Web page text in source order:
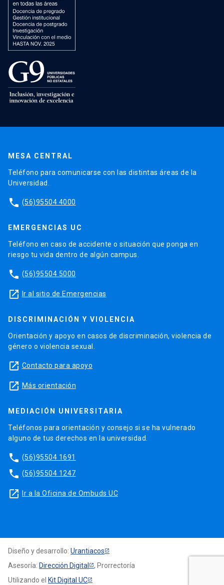
MESA CENTRAL
Teléfono para comunicarse con las distintas áreas de la
Universidad.
phone (56)95504 4000
EMERGENCIAS UC
Teléfono en caso de accidente o situación que ponga en
riesgo tu vida dentro de algún campus.
phone (56)95504 5000
launch Ir al sitio de Emergencias
DISCRIMINACIÓN Y VIOLENCIA
Orientación y apoyo en casos de discriminación, violencia de
género o violencia sexual.
launch Contacto para apoyo
launch Más orientación
MEDIACIÓN UNIVERSITARIA
Teléfonos para orientación y consejo si se ha vulnerado
alguno de tus derechos en la universidad.
phone (56)95504 1691
phone (56)95504 1247
launch Ir a la Oficina de Ombuds UC
Diseño y desarrollo: Urantiacos
Asesoría: Dirección Digital
, Prorrectoría
Utilizando el Kit Digital UC